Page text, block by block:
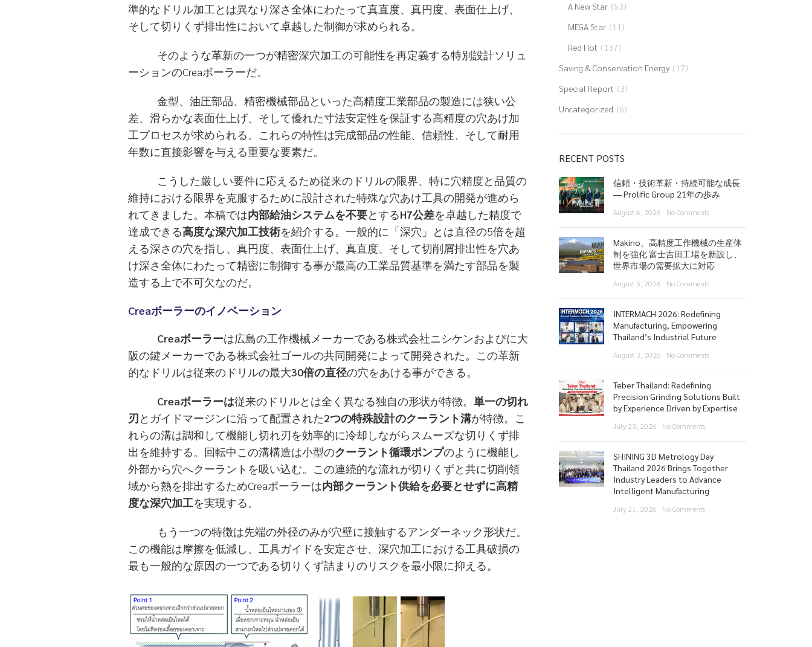
準的なドリル加工とは異なり深さ全体にわたって真直度、真円度、表面仕上げ、
そして切りくず排出性において卓越した制御が求められる。
そのような革新の一つが精密深穴加工の可能性を再定義する特別設計ソリュ
ーションのCreaボーラーだ。
金型、油圧部品、精密機械部品といった高精度工業部品の製造には狭い公
差、滑らかな表面仕上げ、そして優れた寸法安定性を保証する高精度の穴あけ加
工プロセスが求められる。これらの特性は完成部品の性能、信頼性、そして耐用
年数に直接影響を与える重要な要素だ。
こうした厳しい要件に応えるため従来のドリルの限界、特に穴精度と品質の
維持における限界を克服するために設計された特殊な穴あけ工具の開発が進めら
れてきました。本稿では内部給油システムを不要とするH7公差を卓越した精度で
達成できる高度な深穴加工技術を紹介する。一般的に「深穴」とは直径の5倍を超
える深さの穴を指し、真円度、表面仕上げ、真直度、そして切削屑排出性を穴あ
け深さ全体にわたって精密に制御する事が最高の工業品質基準を満たす部品を製
造する上で不可欠なのだ。
Creaボーラーのイノベーション
Creaボーラーは広島の工作機械メーカーである株式会社ニシケンおよびに大
阪の鍵メーカーである株式会社ゴールの共同開発によって開発された。この革新
的なドリルは従来のドリルの最大30倍の直径の穴をあける事ができる。
Creaボーラーは従来のドリルとは全く異なる独自の形状が特徴。 単一の切れ
刃とガイドマージンに沿って配置された2つの特殊設計のクーラント溝が特徴。こ
れらの溝は調和して機能し切れ刃を効率的に冷却しながらスムーズな切りくず排
出を維持する。回転中この溝構造は小型のクーラント循環ポンプのように機能し
外部から穴へクーラントを吸い込む。この連続的な流れが切りくずと共に切削領
域から熱を排出するためCreaボーラーは内部クーラント供給を必要とせずに高精
度な深穴加工を実現する。
もう一つの特徴は先端の外径のみが穴壁に接触するアンダーネック形状だ。
この機能は摩擦を低減し、工具ガイドを安定させ、深穴加工における工具破損の
最も一般的な原因の一つである切りくず詰まりのリスクを最小限に抑える。
A New Star (53)
MEGA Star (11)
Red Hot (137)
Saving & Conservation Energy (17)
Special Report (3)
Uncategorized (6)
RECENT POSTS
信頼・技術革新・持続可能な成長
― Prolific Group 21年の歩み
August 6, 2026 No Comments
Makino、高精度工作機械の生産体
制を強化 富士吉田工場を新設し、
世界市場の需要拡大に対応
August 5, 2026 No Comments
INTERMACH 2026: Redefining
Manufacturing, Empowering
Thailand’s Industrial Future
August 3, 2026 No Comments
Teber Thailand: Redefining
Precision Grinding Solutions Built
by Experience Driven by Expertise
July 23, 2026 No Comments
SHINING 3D Metrology Day
Thailand 2026 Brings Together
Industry Leaders to Advance
Intelligent Manufacturing
July 21, 2026 No Comments